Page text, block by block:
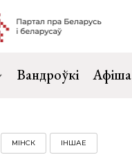
Вандроўкі Афіша
МІНСК ІНШАЕ